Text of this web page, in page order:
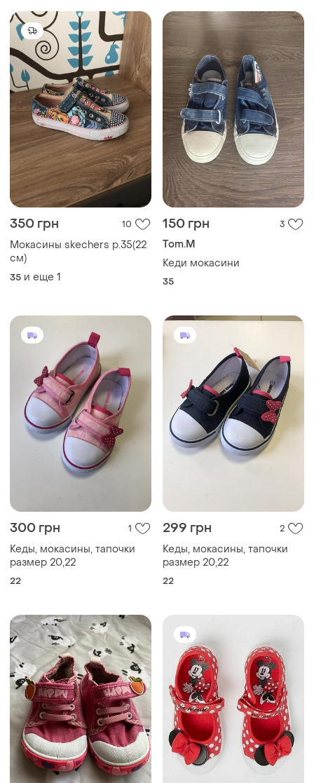
350 грн 10
Мокасины skechers р.35(22
см)
35 и еще 1
150 грн 3
Tom.M
Кеди мокасини
35
300 грн 1
Кеды, мокасины, тапочки
размер 20,22
22
299 грн 2
Кеды, мокасины, тапочки
размер 20,22
22